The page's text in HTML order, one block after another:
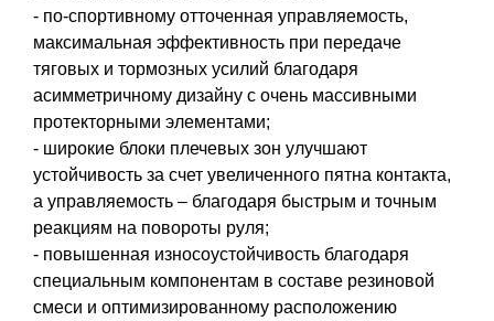
- по-спортивному отточенная управляемость,
максимальная эффективность при передаче
тяговых и тормозных усилий благодаря
асимметричному дизайну с очень массивными
протекторными элементами;
- широкие блоки плечевых зон улучшают
устойчивость за счет увеличенного пятна контакта,
а управляемость – благодаря быстрым и точным
реакциям на повороты руля;
- повышенная износоустойчивость благодаря
специальным компонентам в составе резиновой
смеси и оптимизированному расположению